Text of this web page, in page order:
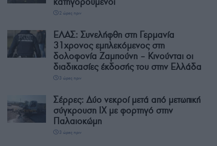
2 ώρες πριν
ΕΛΑΣ: Συνελήφθη στη Γερμανία
31χρονος εμπλεκόμενος στη
δολοφονία Ζαμπούνη – Κινούνται οι
διαδικασίες έκδοσής του στην Ελλάδα
3 ώρες πριν
Σέρρες: Δύο νεκροί μετά από μετωπική
σύγκρουση ΙΧ με φορτηγό στην
Παλαιοκώμη
3 ώρες πριν